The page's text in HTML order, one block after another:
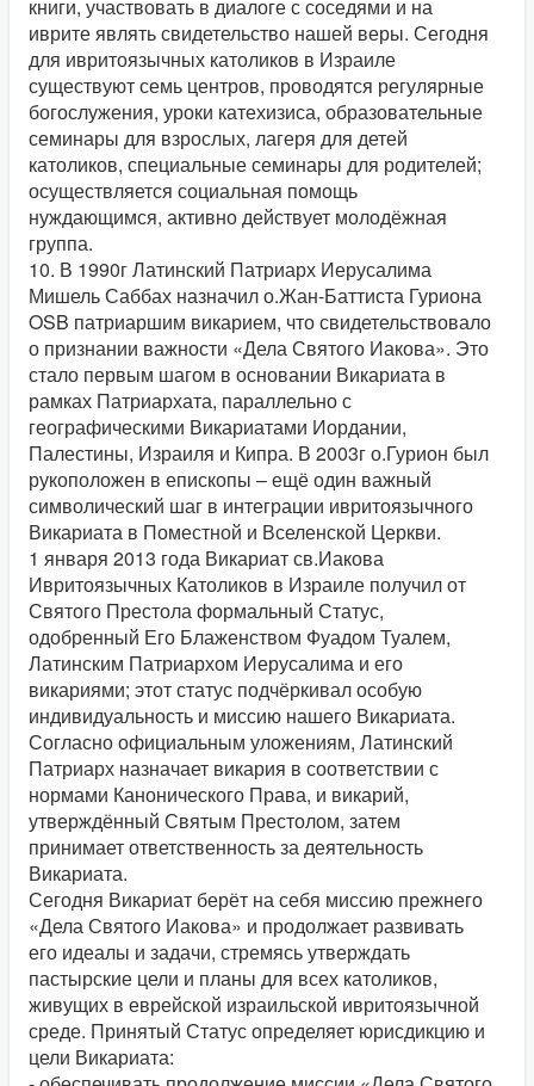
книги, участвовать в диалоге с соседями и на
иврите являть свидетельство нашей веры. Сегодня
для ивритоязычных католиков в Израиле
существуют семь центров, проводятся регулярные
богослужения, уроки катехизиса, образовательные
семинары для взрослых, лагеря для детей
католиков, специальные семинары для родителей;
осуществляется социальная помощь
нуждающимся, активно действует молодёжная
группа.
10. В 1990г Латинский Патриарх Иерусалима
Мишель Саббах назначил о.Жан-Баттиста Гуриона
OSB патриаршим викарием, что свидетельствовало
о признании важности «Дела Святого Иакова». Это
стало первым шагом в основании Викариата в
рамках Патриархата, параллельно с
географическими Викариатами Иордании,
Палестины, Израиля и Кипра. В 2003г о.Гурион был
рукоположен в епископы – ещё один важный
символический шаг в интеграции ивритоязычного
Викариата в Поместной и Вселенской Церкви.
1 января 2013 года Викариат св.Иакова
Ивритоязычных Католиков в Израиле получил от
Святого Престола формальный Статус,
одобренный Его Блаженством Фуадом Туалем,
Латинским Патриархом Иерусалима и его
викариями; этот статус подчёркивал особую
индивидуальность и миссию нашего Викариата.
Согласно официальным уложениям, Латинский
Патриарх назначает викария в соответствии с
нормами Канонического Права, и викарий,
утверждённый Святым Престолом, затем
принимает ответственность за деятельность
Викариата.
Сегодня Викариат берёт на себя миссию прежнего
«Дела Святого Иакова» и продолжает развивать
его идеалы и задачи, стремясь утверждать
пастырские цели и планы для всех католиков,
живущих в еврейской израильской ивритоязычной
среде. Принятый Статус определяет юрисдикцию и
цели Викариата: